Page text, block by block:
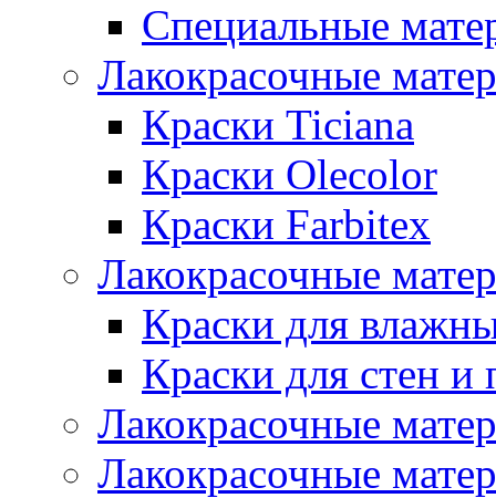
Специальные
Лакокрасочные
Краски Ticiana
Краски Olecolor
Краски Farbitex
Лакокрасочные
Краски для
Краски для стен и
Лакокрасочные
Лакокрасочные